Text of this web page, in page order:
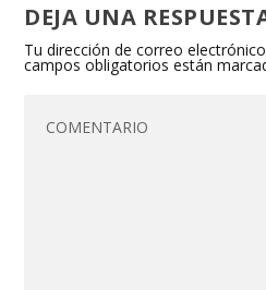
DEJA UNA
Tu dirección de correo
campos obligatorios están